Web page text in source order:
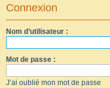
Connexion
Nom d’utilisateur :
Mot de passe :
J’ai oublié mon mot de passe